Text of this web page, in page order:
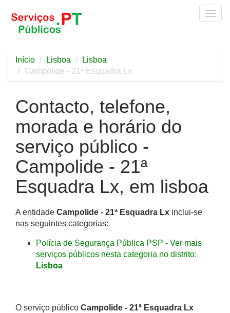
Início Lisboa
Lisboa
Campolide - 21ª Esquadra Lx
Contacto, telefone,
morada e horário do
serviço público -
Campolide - 21ª
Esquadra Lx, em lisboa
A entidade Campolide - 21ª Esquadra Lx inclui-se
nas seguintes categorias:
Polícia de Segurança Pública PSP - Ver mais
serviços públicos nesta categoria no distrito:
Lisboa
O serviço público Campolide - 21ª Esquadra Lx